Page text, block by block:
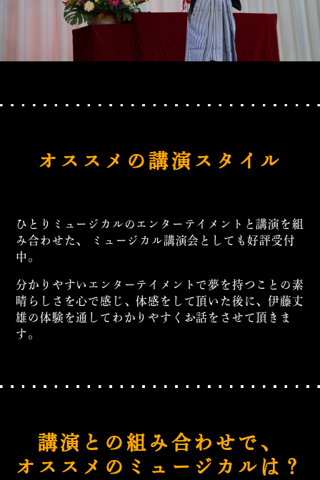
オススメの講演スタイル
ひとりミュージカルのエンターテイメントと講演を組
み合わせた、
ミュージカル講演会としても好評受付
中。
分かりやすいエンターテイメントで夢を持つことの素
晴らしさを心で感じ、体感をして頂いた後に、伊藤丈
雄の体験を通してわかりやすくお話をさせて頂きま
す。
講演との組み合わせで、
オススメのミュージカルは？